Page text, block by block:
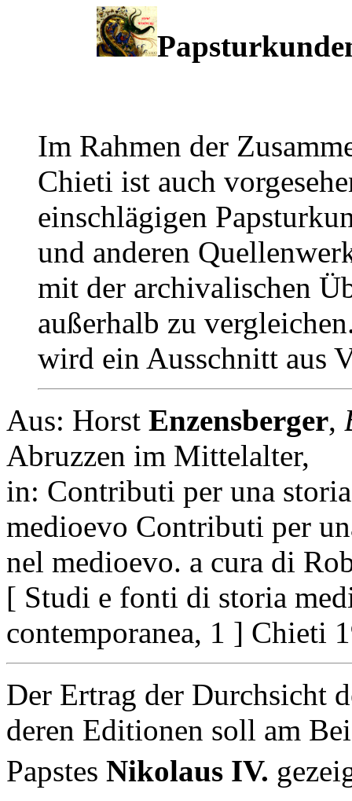
Im Rahmen der
Chieti ist auch
einschlägigen
und anderen
mit der archivalischen
außerhalb zu
wird ein Ausschnitt aus
Aus: Horst Enzensberger,
Abruzzen im Mittelalter,
in: Contributi per una
medioevo Contributi per
nel medioevo. a cura di
[ Studi e fonti di storia
contemporanea, 1 ] Chieti
Der Ertrag der Durchsicht
deren Editionen soll am
Papstes Nikolaus IV.